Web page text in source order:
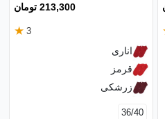
213,300 تومان
3
★
اناری
قرمز
زرشکی
36/40